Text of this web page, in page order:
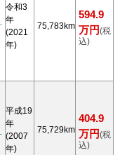
令和3
年
(2021
年)
75,783km
594.9
万円(税
込)
平成19
年
(2007
年)
75,729km
404.9
万円(税
込)